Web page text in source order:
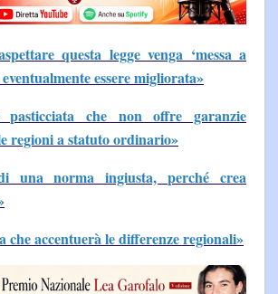
questa legge venga ‘messa a
essere migliorata»
che non offre garanzie
regioni a statuto ordinario»
una norma ingiusta, perché crea
che accentuerà le differenze regionali»